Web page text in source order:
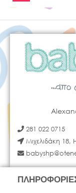
281 022 0715
Μιχελιδάκη 18,